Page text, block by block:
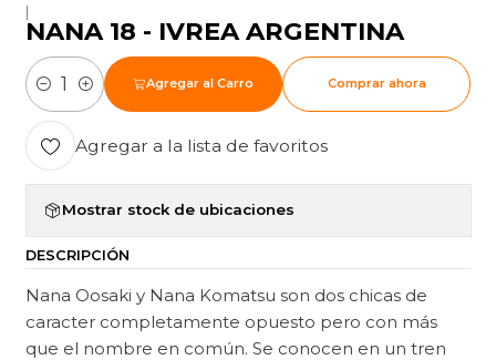
|
NANA 18 - IVREA ARGENTINA
Cantidad
Agregar al Carro Comprar ahora
Agregar a la lista de favoritos
Mostrar stock de ubicaciones
DESCRIPCIÓN
Nana Oosaki y Nana Komatsu son dos chicas de
caracter completamente opuesto pero con más
que el nombre en común. Se conocen en un tren